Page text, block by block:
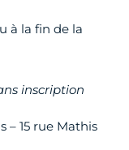
à la fin de la
inscription
– 15 rue Mathis